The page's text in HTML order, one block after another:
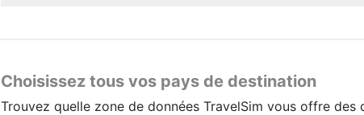
Choisissez tous vos pays de destination
Trouvez quelle zone de données TravelSim vous offre